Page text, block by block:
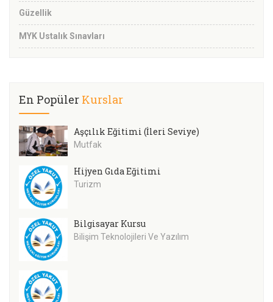
Güzellik
MYK Ustalık Sınavları
En Popüler Kurslar
Aşçılık Eğitimi (İleri Seviye)
Mutfak
Hijyen Gıda Eğitimi
Turizm
Bilgisayar Kursu
Bilişim Teknolojileri Ve Yazılım